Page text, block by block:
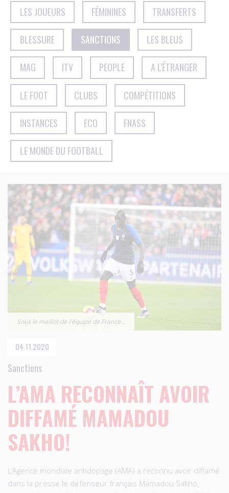
LES JOUEURS FÉMININES TRANSFERTS
BLESSURE SANCTIONS LES BLEUS
MAG ITV PEOPLE A L'ÉTRANGER
LE FOOT CLUBS COMPÉTITIONS
INSTANCES ECO FNASS
LE MONDE DU FOOTBALL
Sous le maillot de l'équipe de France...
04.11.2020
Sanctions
L’AMA RECONNAÎT AVOIR
DIFFAMÉ MAMADOU
SAKHO!
L’Agence mondiale antidopage (AMA) a reconnu avoir diffamé
dans la presse le défenseur français Mamadou Sakho,